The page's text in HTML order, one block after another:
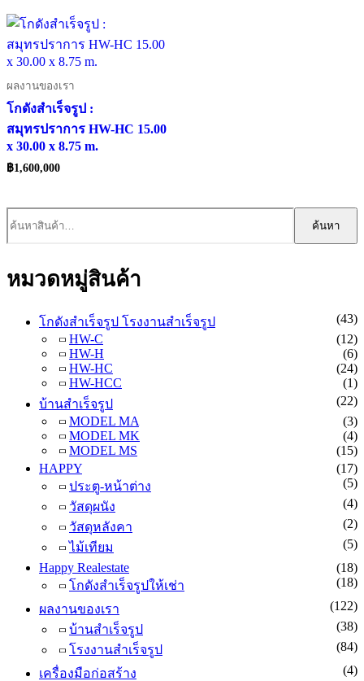
ผลงานของเรา
โกดังสำเร็จรูป :
สมุทรปราการ HW-HC 15.00
x 30.00 x 8.75 m.
฿1,600,000
ค้นหา:
ค้นหา
หมวดหมู่สินค้า
โกดังสำเร็จรูป โรงงานสำเร็จรูป
(43)
HW-C
(12)
HW-H
(6)
HW-HC
(24)
HW-HCC
(1)
บ้านสำเร็จรูป
(22)
MODEL MA
(3)
MODEL MK
(4)
MODEL MS
(15)
HAPPY
(17)
ประตู-หน้าต่าง
(5)
วัสดุผนัง
(4)
วัสดุหลังคา
(2)
ไม้เทียม
(5)
Happy Realestate
(18)
โกดังสำเร็จรูปให้เช่า
(18)
ผลงานของเรา
(122)
บ้านสำเร็จรูป
(38)
โรงงานสำเร็จรูป
(84)
เครื่องมือก่อสร้าง
(4)